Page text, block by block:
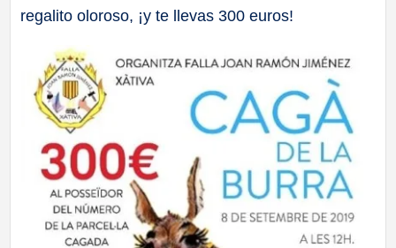
regalito oloroso, ¡y te llevas 300 euros!